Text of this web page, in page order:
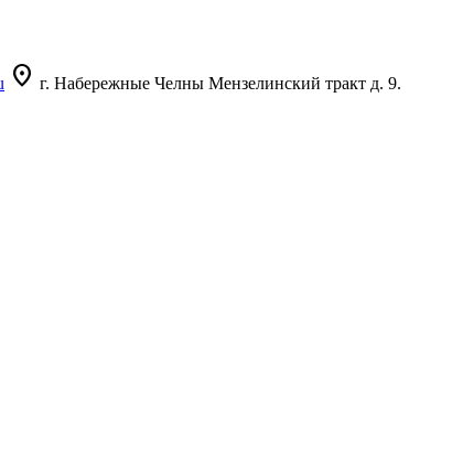
location_on г. Набережные Челны Мензелинский тракт д. 9.